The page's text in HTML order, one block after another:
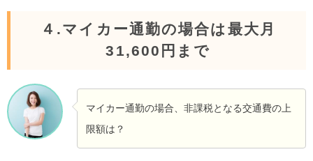
４.マイカー通勤の場合は最大月
31,600円まで
マイカー通勤の場合、非課税となる交通費の上
限額は？